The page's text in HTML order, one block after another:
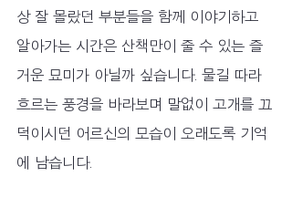
상 잘 몰랐던 부분들을 함께 이야기하고
알아가는 시간은 산책만이 줄 수 있는 즐
거운 묘미가 아닐까 싶습니다. 물길 따라
흐르는 풍경을 바라보며 말없이 고개를 끄
덕이시던 어르신의 모습이 오래도록 기억
에 남습니다.